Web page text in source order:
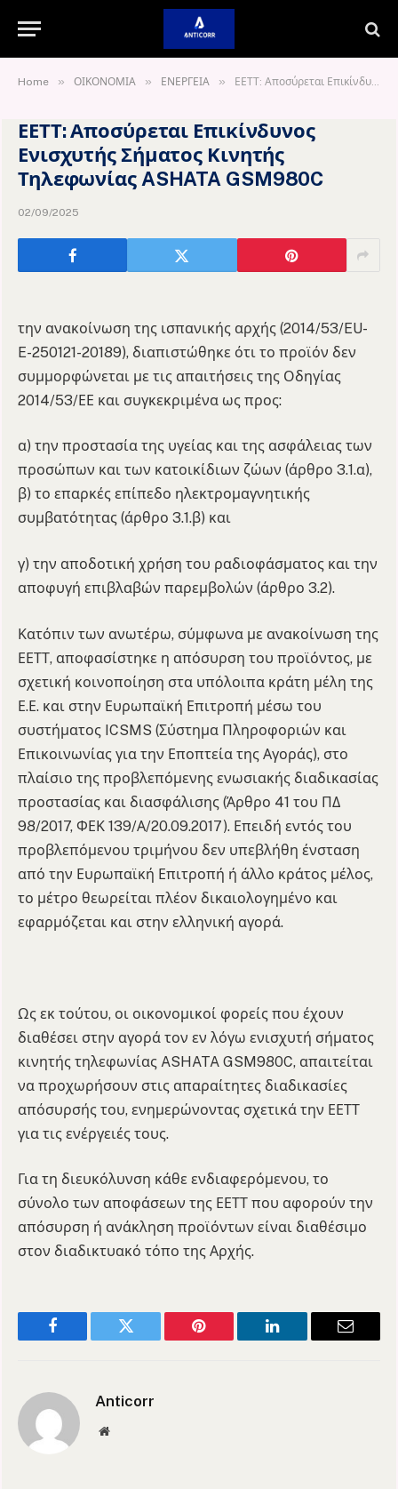
Home » ΟΙΚΟΝΟΜΙΑ » ΕΝΕΡΓΕΙΑ » ΕΕΤΤ: Αποσύρεται Επικίνδυνος Ενισχυτής Σήματος Κινητής Τηλεφωνίας ASHATA GSM980C
ΕΕΤΤ: Αποσύρεται Επικίνδυνος
Ενισχυτής Σήματος Κινητής
Τηλεφωνίας ASHATA GSM980C
02/09/2025
την ανακοίνωση της ισπανικής αρχής (2014/53/EU-
E-250121-20189), διαπιστώθηκε ότι το προϊόν δεν
συμμορφώνεται με τις απαιτήσεις της Οδηγίας
2014/53/ΕΕ και συγκεκριμένα ως προς:
α) την προστασία της υγείας και της ασφάλειας των
προσώπων και των κατοικίδιων ζώων (άρθρο 3.1.α),
β) το επαρκές επίπεδο ηλεκτρομαγνητικής
συμβατότητας (άρθρο 3.1.β) και
γ) την αποδοτική χρήση του ραδιοφάσματος και την
αποφυγή επιβλαβών παρεμβολών (άρθρο 3.2).
Κατόπιν των ανωτέρω, σύμφωνα με ανακοίνωση της
ΕΕΤΤ, αποφασίστηκε η απόσυρση του προϊόντος, με
σχετική κοινοποίηση στα υπόλοιπα κράτη μέλη της
Ε.Ε. και στην Ευρωπαϊκή Επιτροπή μέσω του
συστήματος ICSMS (Σύστημα Πληροφοριών και
Επικοινωνίας για την Εποπτεία της Αγοράς), στο
πλαίσιο της προβλεπόμενης ενωσιακής διαδικασίας
προστασίας και διασφάλισης (Άρθρο 41 του ΠΔ
98/2017, ΦΕΚ 139/Α/20.09.2017). Επειδή εντός του
προβλεπόμενου τριμήνου δεν υπεβλήθη ένσταση
από την Ευρωπαϊκή Επιτροπή ή άλλο κράτος μέλος,
το μέτρο θεωρείται πλέον δικαιολογημένο και
εφαρμόζεται και στην ελληνική αγορά.
Ως εκ τούτου, οι οικονομικοί φορείς που έχουν
διαθέσει στην αγορά τον εν λόγω ενισχυτή σήματος
κινητής τηλεφωνίας ASHATA GSM980C, απαιτείται
να προχωρήσουν στις απαραίτητες διαδικασίες
απόσυρσής του, ενημερώνοντας σχετικά την ΕΕΤΤ
για τις ενέργειές τους.
Για τη διευκόλυνση κάθε ενδιαφερόμενου, το
σύνολο των αποφάσεων της ΕΕΤΤ που αφορούν την
απόσυρση ή ανάκληση προϊόντων είναι διαθέσιμο
στον διαδικτυακό τόπο της Αρχής.
Facebook Twitter Pinterest LinkedIn Email
Anticorr
Website